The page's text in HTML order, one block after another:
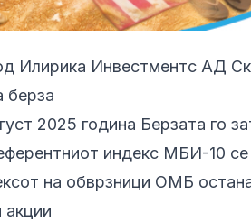
Илирика Инвестментс АД
берза
2025 година Берзата го
индекс МБИ-10
на обврзници ОМБ
акции